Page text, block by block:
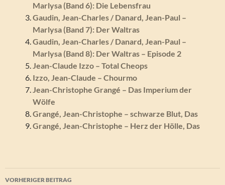
Marlysa (Band 6): Die Lebensfrau
Gaudin, Jean-Charles / Danard, Jean-Paul –
Marlysa (Band 7): Der Waltras
Gaudin, Jean-Charles / Danard, Jean-Paul –
Marlysa (Band 8): Der Waltras – Episode 2
Jean-Claude Izzo – Total Cheops
Izzo, Jean-Claude – Chourmo
Jean-Christophe Grangé – Das Imperium der
Wölfe
Grangé, Jean-Christophe – schwarze Blut, Das
Grangé, Jean-Christophe – Herz der Hölle, Das
Beitragsnavigation
VORHERIGER BEITRAG